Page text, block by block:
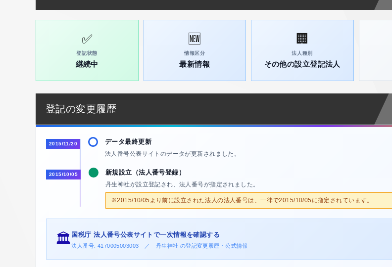
✅
登記状態
継続中
🆕
情報区分
最新情報
🏢
法人種別
その他の設立登記法人
登記の変更履歴
2015/11/20 データ最終更新
法人番号公表サイトのデータが更新されました。
2015/10/05 新規設立（法人番号登録）
丹生神社が設立登記され、法人番号が指定されました。
※2015/10/05より前に設立された法人の法人番号は、一律で2015/10/05に指定されています。
🏛️ 国税庁 法人番号公表サイトで一次情報を確認する
法人番号: 4170005003003 ／ 丹生神社 の登記変更履歴・公式情報